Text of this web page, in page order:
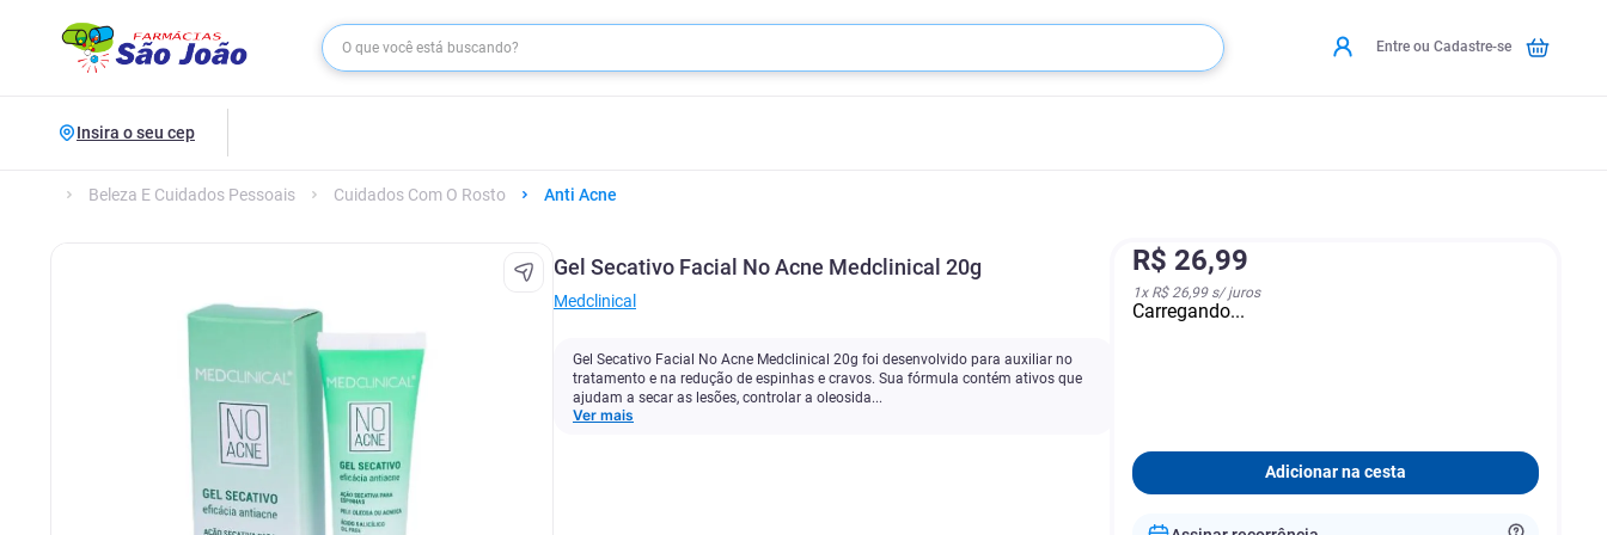
Entre ou Cadastre-se
Insira o seu cep
Beleza E Cuidados Pessoais Cuidados Com O Rosto Anti Acne
Gel Secativo Facial No Acne Medclinical 20g
Medclinical
Gel Secativo Facial No Acne Medclinical 20g foi desenvolvido para auxiliar no
tratamento e na redução de espinhas e cravos. Sua fórmula contém ativos que
ajudam a secar as lesões, controlar a oleosida...
Ver mais
R$ 26,99
1x R$ 26,99s/ juros
Carregando...
Adicionar na cesta